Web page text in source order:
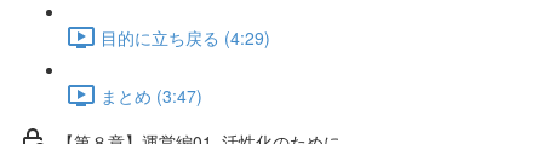
目的に立ち戻る (4:29)
まとめ (3:47)